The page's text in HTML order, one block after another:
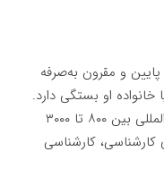
پایین و مقرون به‌صرفه
خانواده او بستگی دارد.
این هزینه‌ها معمولاً برای دانشجویان بین‌المللی بین ۸۰۰ تا ۳۰۰۰
کارشناسی